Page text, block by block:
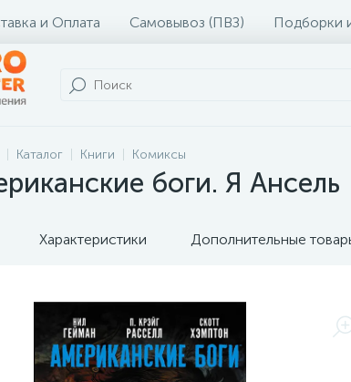
и Оплата Самовывоз (ПВЗ) Подборки
Каталог Книги Комиксы
боги. Я Ансель
Характеристики Дополнительные